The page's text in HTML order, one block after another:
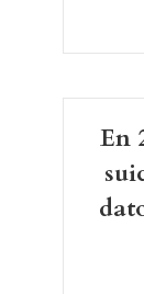
En